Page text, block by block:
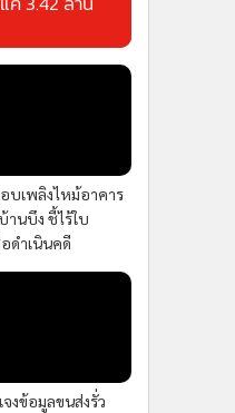
บเพลิงไหม้อาคาร
านบึง ชี้ไร้ใบ
ดำเนินคดี
งข้อมูลขนส่งรั่ว